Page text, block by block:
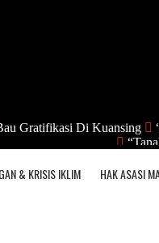
Gratifikasi Di Kuansing
& KRISIS IKLIM HAK ASASI